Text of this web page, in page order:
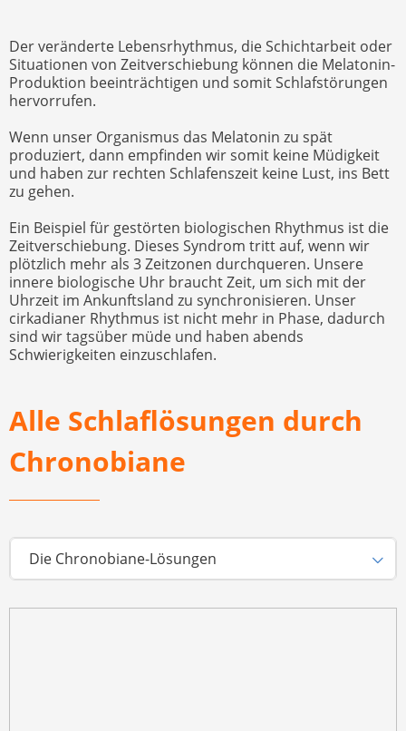
Der veränderte Lebensrhythmus, die Schichtarbeit oder
Situationen von Zeitverschiebung können die Melatonin-
Produktion beeinträchtigen und somit Schlafstörungen
hervorrufen.
Wenn unser Organismus das Melatonin zu spät
produziert, dann empfinden wir somit keine Müdigkeit
und haben zur rechten Schlafenszeit keine Lust, ins Bett
zu gehen.
Ein Beispiel für gestörten biologischen Rhythmus ist die
Zeitverschiebung. Dieses Syndrom tritt auf, wenn wir
plötzlich mehr als 3 Zeitzonen durchqueren. Unsere
innere biologische Uhr braucht Zeit, um sich mit der
Uhrzeit im Ankunftsland zu synchronisieren. Unser
cirkadianer Rhythmus ist nicht mehr in Phase, dadurch
sind wir tagsüber müde und haben abends
Schwierigkeiten einzuschlafen.
Alle Schlaflösungen durch
Chronobiane